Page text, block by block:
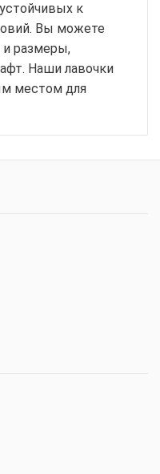
к
Вы можете
и размеры,
Наши лавочки
местом для